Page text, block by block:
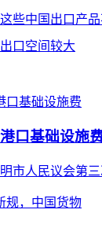
些中国出口产
口空间较大
口基础设施
市人民议会第